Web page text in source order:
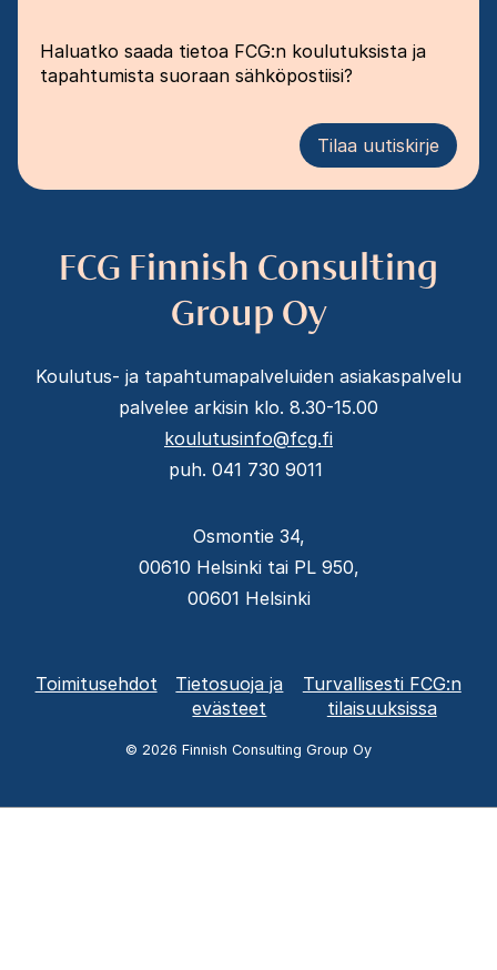
Haluatko saada tietoa FCG:n koulutuksista ja
tapahtumista suoraan sähköpostiisi?
Tilaa uutiskirje
FCG Finnish Consulting
Group Oy
Koulutus- ja tapahtumapalveluiden asiakaspalvelu
palvelee arkisin klo. 8.30-15.00
koulutusinfo@fcg.fi
puh. 041 730 9011
Osmontie 34,
00610 Helsinki tai PL 950,
00601 Helsinki
Alatunnisteen
Toimitusehdot
Tietosuoja ja
evästeet
Turvallisesti FCG:n
tilaisuuksissa
© 2026 Finnish Consulting Group Oy